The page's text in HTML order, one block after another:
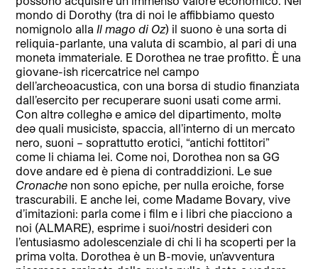
mondo di Dorothy (tra di noi le affibbiamo questo
nomignolo allaIl mago di Oz) il suono è una sorta di
reliquia-parlante, una valuta di scambio, al pari di una
moneta immateriale. E Dorothea ne trae profitto. È una
giovane-ish ricercatrice nel campo
dell’archeoacustica, con una borsa di studio finanziata
dall’esercito per recuperare suoni usati come armi.
Con altrə colleghə e amicə del dipartimento, moltə
deə quali musicistə, spaccia, all’interno di un mercato
nero, suoni – soprattutto erotici, “antichi fottitori”
come li chiama lei. Come noi, Dorothea non sa GG
dove andare ed è piena di contraddizioni. Le sue
Cronache non sono epiche, per nulla eroiche, forse
trascurabili. E anche lei, come Madame Bovary, vive
d’imitazioni: parla come i film e i libri che piacciono a
noi (ALMARE), esprime i suoi/nostri desideri con
l’entusiasmo adolescenziale di chi li ha scoperti per la
prima volta. Dorothea è un B-movie, un’avventura